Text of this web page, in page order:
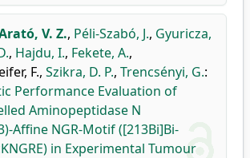
V. Z., Péli-Szabó, J., Gyuricza,
, Hajdu, I., Fekete, A.,
F., Szikra, D. P., Trencsényi, G.:
Performance Evaluation of
Aminopeptidase N
Affine NGR-Motif ([213Bi]Bi-
in Experimental Tumour